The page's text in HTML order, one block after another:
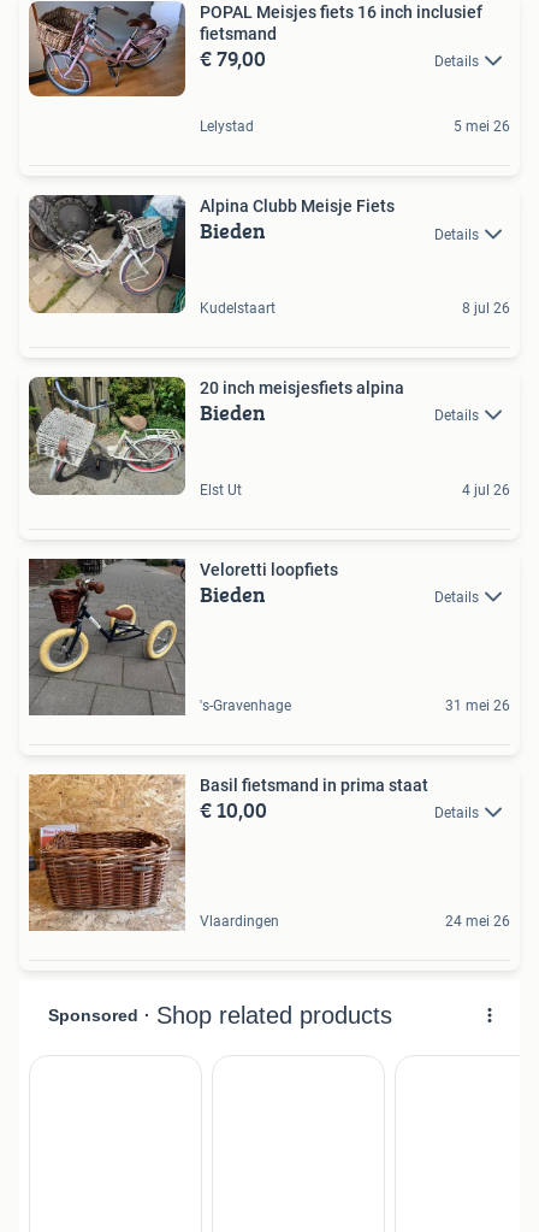
POPAL Meisjes fiets 16 inch inclusief
fietsmand
€ 79,00 Details
Lelystad 5 mei 26
Alpina Clubb Meisje Fiets
Bieden Details
Kudelstaart 8 jul 26
20 inch meisjesfiets alpina
Bieden Details
Elst Ut 4 jul 26
Veloretti loopfiets
Bieden Details
's-Gravenhage 31 mei 26
Basil fietsmand in prima staat
€ 10,00 Details
Vlaardingen 24 mei 26